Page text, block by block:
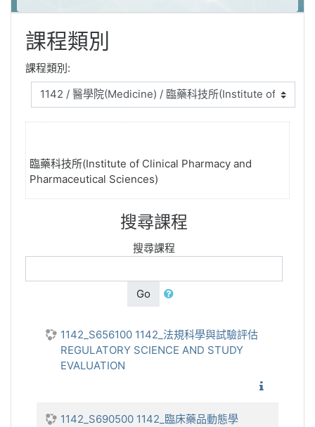
課程類別
課程類別:
臨藥科技所(Institute of Clinical Pharmacy and
Pharmaceutical Sciences)
搜尋課程
搜尋課程
Go
1142_S656100 1142_法規科學與試驗評估
REGULATORY SCIENCE AND STUDY
EVALUATION
1142_S690500 1142_臨床藥品動態學